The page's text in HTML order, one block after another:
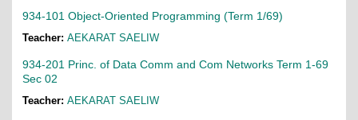
934-101 Object-Oriented Programming (Term 1/69)
Teacher: AEKARAT SAELIW
934-201 Princ. of Data Comm and Com Networks Term 1-69
Sec 02
Teacher: AEKARAT SAELIW